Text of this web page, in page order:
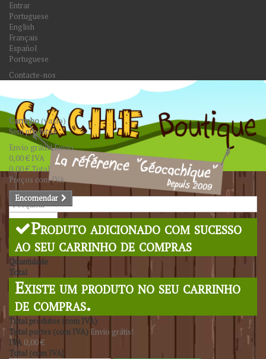
Entrar
Portuguese
English
Français
Español
Portuguese
Contacte-nos
Pesquisar
Carrinho(vazio)
Sem produtos
Envio grátis!Envio
0,00 € IVA
0,00 €Total
Preços com IVA
Encomendar
Produto adicionado com sucesso
ao seu carrinho de compras
Quantidade
Total
Existe um produto no seu carrinho
de compras.
Total produtos (com IVA)
Total portes (com IVA) Envio grátis!
IVA 0,00 €
Total (com IVA)